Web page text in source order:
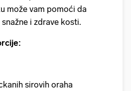
može vam pomoći da
i zdrave kosti.
sirovih oraha